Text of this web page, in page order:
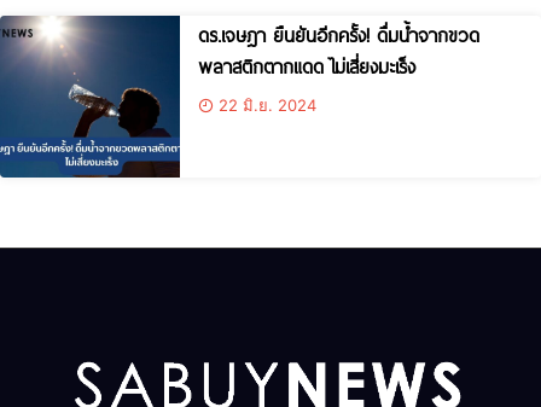
ดร.เจษฎา ยืนยันอีกครั้ง! ดื่มน้ำจากขวด
พลาสติกตากแดด ไม่เสี่ยงมะเร็ง
22 มิ.ย. 2024